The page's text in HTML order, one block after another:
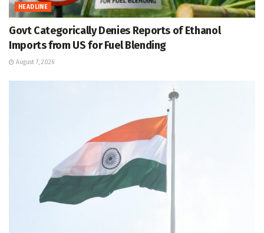
HEADLINE
Govt Categorically Denies Reports of Ethanol
Imports from US for Fuel Blending
August 7, 2026